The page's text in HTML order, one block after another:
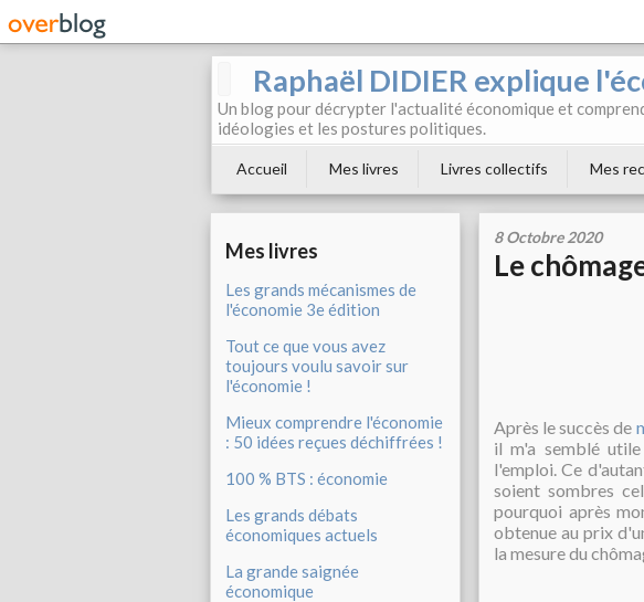
Raphaël DIDIER explique
Un blog pour décrypter l'actualité économique et
idéologies et les postures politiques.
Accueil Mes livres Livres collectifs Mes
Mes livres
Les grands mécanismes de
l'économie 3e édition
Tout ce que vous avez
toujours voulu savoir sur
l'économie !
Mieux comprendre l'économie
: 50 idées reçues déchiffrées !
100 % BTS : économie
Les grands débats
économiques actuels
La grande saignée
économique
8 Octobre 2020
Le
Après le succès de
il m'a semblé
l'emploi. Ce
soient sombres
pourquoi après
obtenue au prix
la mesure du